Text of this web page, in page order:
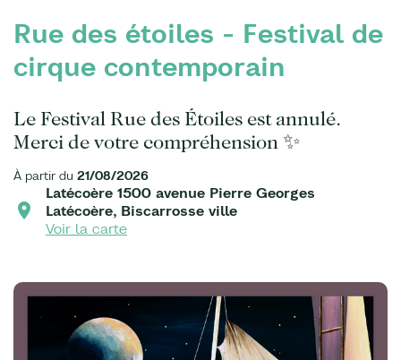
Rue des étoiles - Festival de
cirque contemporain
Le Festival Rue des Étoiles est annulé.
Merci de votre compréhension ✨
À partir du 21/08/2026
Latécoère 1500 avenue Pierre Georges
Latécoère, Biscarrosse ville
Voir la carte